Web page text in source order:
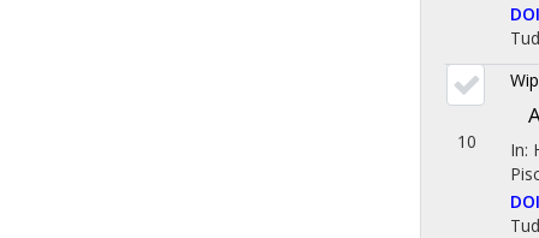
DOI
10 In:
DOI